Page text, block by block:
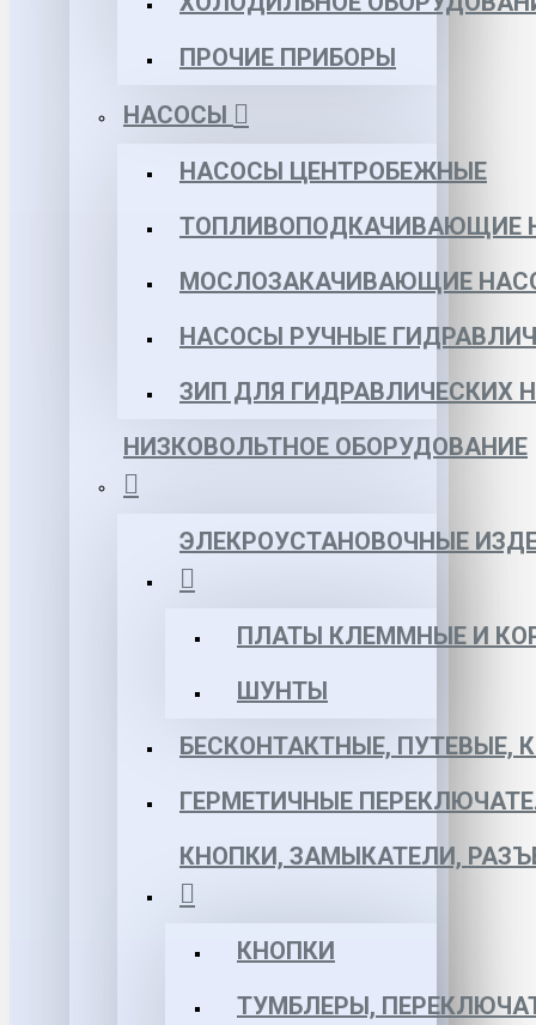
ПРОЧИЕ ПРИБОРЫ
НАСОСЫ
НАСОСЫ ЦЕНТРОБЕЖНЫЕ
ТОПЛИВОПОДКАЧИВАЮЩИЕ
МОСЛОЗАКАЧИВАЮЩИЕ
НАСОСЫ РУЧНЫЕ
ЗИП ДЛЯ ГИДРАВЛИЧЕСКИХ
НИЗКОВОЛЬТНОЕ ОБОРУДОВАНИЕ
ЭЛЕКРОУСТАНОВОЧНЫЕ
ПЛАТЫ КЛЕММНЫЕ И
ШУНТЫ
БЕСКОНТАКТНЫЕ, ПУТЕВЫЕ,
ГЕРМЕТИЧНЫЕ
КНОПКИ, ЗАМЫКАТЕЛИ,
КНОПКИ
ТУМБЛЕРЫ,